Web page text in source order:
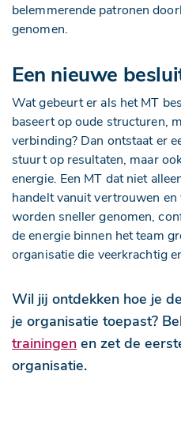
belemmerende patronen
genomen.
Een nieuwe
Wat gebeurt er als het MT
baseert op oude structuren,
verbinding? Dan ontstaat er
stuurt op resultaten, maar
energie. Een MT dat niet
handelt vanuit vertrouwen
worden sneller genomen,
de energie binnen het team
organisatie die veerkrachtig
Wil jij ontdekken hoe je
je organisatie toepast?
trainingen en zet de
organisatie.